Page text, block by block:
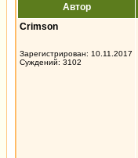
Автор
Crimson
Зарегистрирован: 10.11.2017
Суждений: 3102